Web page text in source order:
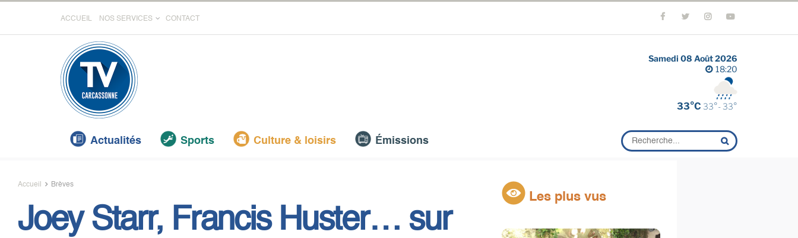
ACCUEIL NOS SERVICES CONTACT
Samedi 08 Août 2026
18:20
33°C 33°- 33°
Actualités Sports Culture & loisirs Émissions
Accueil Brèves
Joey Starr, Francis Huster… sur
Les plus vus